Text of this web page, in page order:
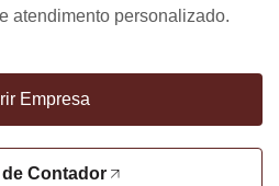
atendimento personalizado.
Empresa
Contador